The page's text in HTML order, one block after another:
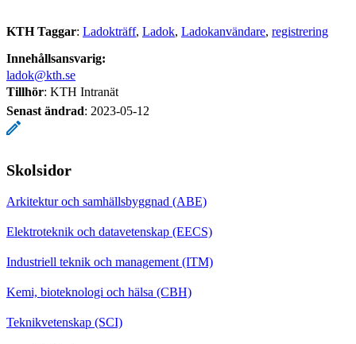
KTH Taggar: Ladokträff Ladok Ladokanvändare registrering
Innehållsansvarig:
ladok@kth.se
Tillhör: KTH Intranät
Senast ändrad: 2023-05-12
Skolsidor
Arkitektur och samhällsbyggnad (ABE)
Elektroteknik och datavetenskap (EECS)
Industriell teknik och management (ITM)
Kemi, bioteknologi och hälsa (CBH)
Teknikvetenskap (SCI)